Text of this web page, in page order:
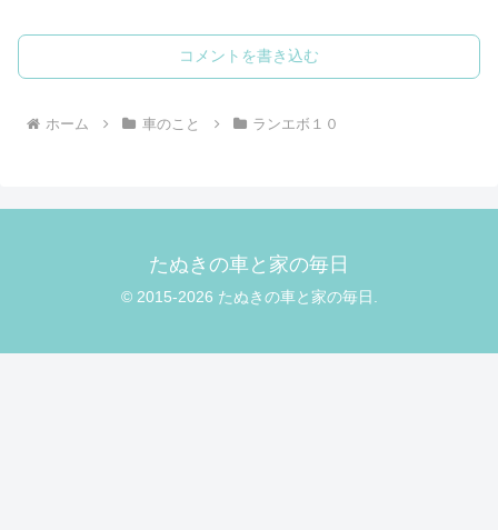
コメントを書き込む
ホーム 車のこと ランエボ１０
たぬきの車と家の毎日
© 2015-2026 たぬきの車と家の毎日.